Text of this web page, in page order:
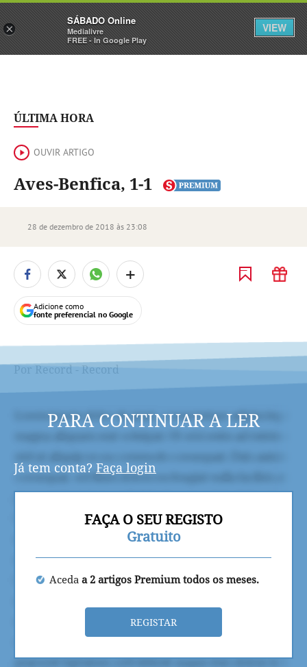
Sábado Assine Iniciar Sessão
ÚLTIMA HORA
OUVIR ARTIGO
Aves-Benfica, 1-1
28 de dezembro de 2018 às 23:08
+
Adicione como
fonte preferencial no Google
Por Record - Record
PARA CONTINUAR A LER
Já tem conta? Faça login
FAÇA O SEU REGISTO
Gratuito
Aceda a 2 artigos Premium todos os meses.
REGISTAR
×
SÁBADO Online
Medialivre
FREE - In Google Play
VIEW